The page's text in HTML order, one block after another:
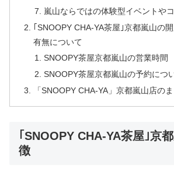
嵐山ならではの体験型イベントや
｢SNOOPY CHA-YA茶屋｣京都嵐山の
有無について
SNOOPY茶屋京都嵐山の営業時間
SNOOPY茶屋京都嵐山の予約につ
「SNOOPY CHA-YA」京都嵐山店の
｢SNOOPY CHA-YA茶屋｣京
徴